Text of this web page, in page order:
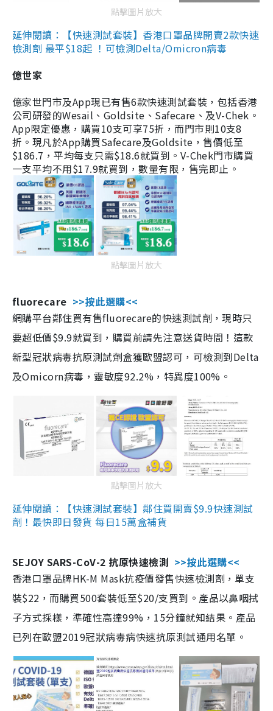
點擊圖片放大
延伸閱讀：【快速測試套裝】香港口罩品牌開賣2款快速
檢測劑 最平$18起 ！可檢測Delta/Omicron病毒
億世家
億家世門市及App現已有售6款快速測試套裝，包括香港
公司研發的Wesail、Goldsite、Safecare、及V-Chek。
App限定優惠，購買10支可享75折，而門市則10支8
折。現凡於App購買Safecare及Goldsite，售價低至
$186.7，平均每支只需$18.6就買到。V-Chek門市購買
一支平均不用$17.9就買到，數量有限，售完即止。
點擊圖片放大
fluorecare >>按此選購<<
網購平台鄰住買有售fluorecare的快速測試劑，現時只
要超低價$9.9就買到，購買前請先注意送貨時間！這款
新型冠狀病毒抗原測試劑盒獲歐盟認可，可檢測到Delta
及Omicorn病毒，靈敏度92.2%，特異度100%。
點擊圖片放大
延伸閱讀：【快速測試套裝】鄰住買開賣$9.9快速測試
劑！最快即日發貨 每日15萬盒補貨
SEJOY SARS-CoV-2 抗原快速檢測 >>按此選購<<
香港口罩品牌HK-M Mask抗疫價發售快速檢測劑，單支
裝$22，而購買500套裝低至$20/支買到。產品以鼻咽拭
子方式採樣，準確性高達99%，15分鐘就知結果。產品
已列在歐盟2019冠狀病毒病快速抗原測試通用名單。